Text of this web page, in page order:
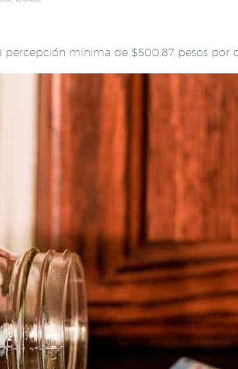
percepción mínima de $500.87 pesos por